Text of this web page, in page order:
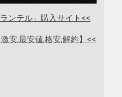
ンテル」購入サイト<<
安,最安値,格安,解約】<<